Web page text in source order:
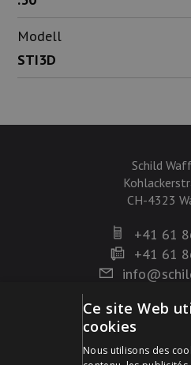
Modell
STI3D
Schild
CH-4323
+41 61
+41 61
Mode de
Ce site Web
cookies
Nous utilisons des